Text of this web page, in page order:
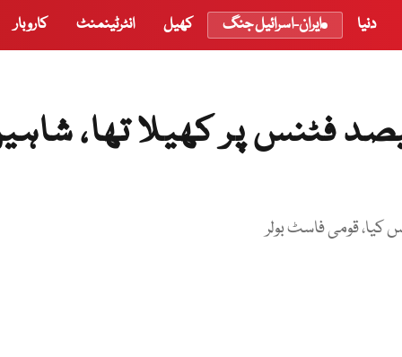
دنیا ایران-اسرائیل جنگ کھیل انٹرٹینمنٹ کاروبار
ورلڈ کپ صرف 50 فیصد فٹنس پر کھیلا تھا،
کیا، قومی فاسٹ بولر